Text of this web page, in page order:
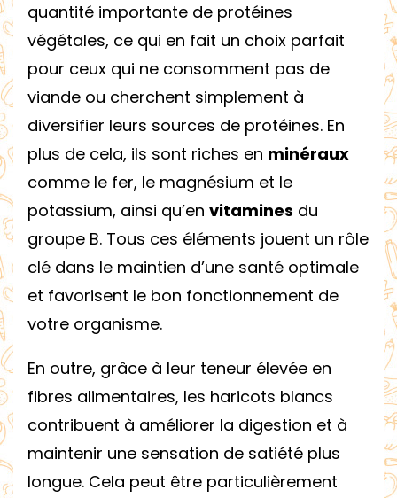
quantité importante de protéines
végétales, ce qui en fait un choix parfait
pour ceux qui ne consomment pas de
viande ou cherchent simplement à
diversifier leurs sources de protéines. En
plus de cela, ils sont riches en minéraux
comme le fer, le magnésium et le
potassium, ainsi qu’en vitamines du
groupe B. Tous ces éléments jouent un rôle
clé dans le maintien d’une santé optimale
et favorisent le bon fonctionnement de
votre organisme.
En outre, grâce à leur teneur élevée en
fibres alimentaires, les haricots blancs
contribuent à améliorer la digestion et à
maintenir une sensation de satiété plus
longue. Cela peut être particulièrement